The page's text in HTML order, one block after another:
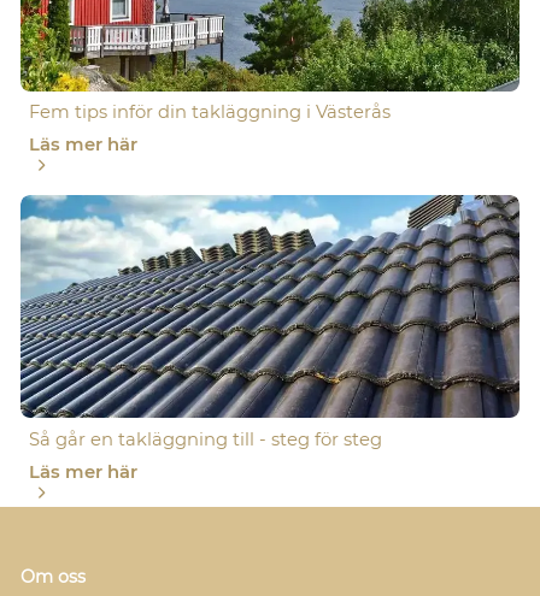
Fem tips inför din takläggning i Västerås
Läs mer här
Så går en takläggning till - steg för steg
Läs mer här
Om oss